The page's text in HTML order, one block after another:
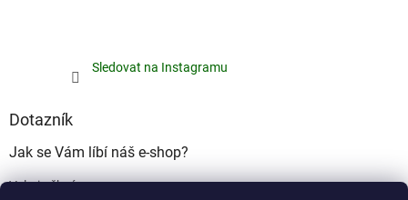
Sledovat na Instagramu
Dotazník
Jak se Vám líbí náš e-shop?
Velmi pěkný